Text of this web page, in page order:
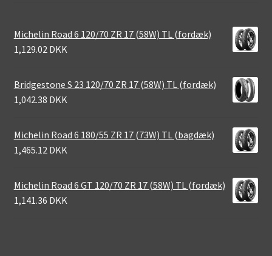
Michelin Road 6 120/70 ZR 17 (58W) TL (fordæk)
1,129.02 DKK
Bridgestone S 23 120/70 ZR 17 (58W) TL (fordæk)
1,042.38 DKK
Michelin Road 6 180/55 ZR 17 (73W) TL (bagdæk)
1,465.12 DKK
Michelin Road 6 GT 120/70 ZR 17 (58W) TL (fordæk)
1,141.36 DKK